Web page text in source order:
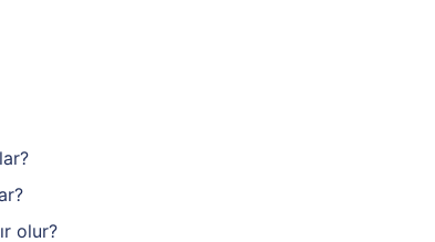
olur?